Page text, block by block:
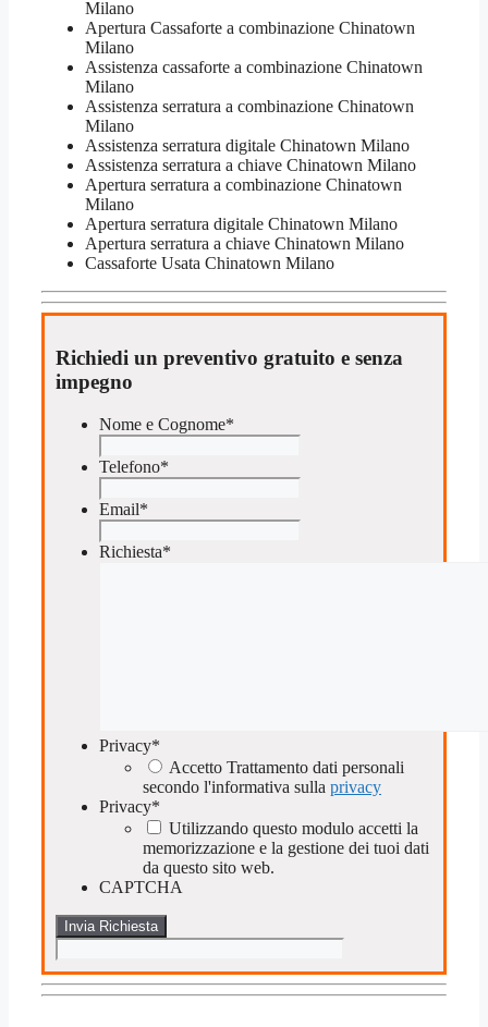
Milano
​Apertura Cassaforte a combinazione Chinatown
Milano
Assistenza cassaforte a combinazione Chinatown
Milano
​Assistenza serratura​ ​a combinazione Chinatown
Milano
Assistenza serratura ​digitale Chinatown Milano
Assistenza serratura ​a chiave Chinatown Milano
​Apertura serratura​ ​a combinazione Chinatown
Milano
Apertura serratura​ ​digitale Chinatown Milano
​Apertura serratura​ ​a chiave Chinatown Milano
​Cassaforte Usata Chinatown Milano
Richiedi un preventivo gratuito e senza
impegno
Nome e Cognome*
Telefono*
Email*
Richiesta*
Privacy*
Accetto Trattamento dati personali
secondo l'informativa sulla privacy
Privacy*
Utilizzando questo modulo accetti la
memorizzazione e la gestione dei tuoi dati
da questo sito web.
CAPTCHA